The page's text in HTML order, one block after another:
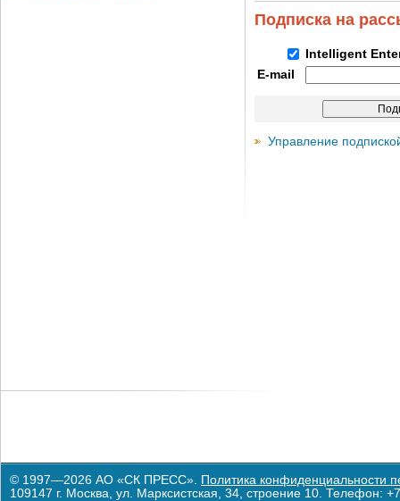
Подписка на
Intelligent
E-mail
Управление
© 1997—2026 АО «СК ПРЕСС». Политика конфиденциальности
109147 г. Москва, ул. Марксистская, 34, строение 10. Телефон: